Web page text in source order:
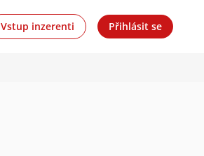
Vstup inzerenti Přihlásit se